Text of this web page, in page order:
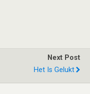
Next Post
Het Is Gelukt